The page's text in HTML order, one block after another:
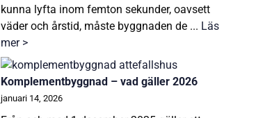
kunna lyfta inom femton sekunder, oavsett
väder och årstid, måste byggnaden de ... Läs
mer >
Komplementbyggnad – vad gäller 2026
januari 14, 2026